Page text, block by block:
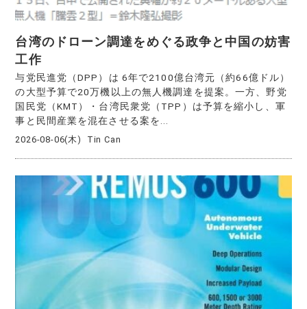
台湾のドローン調達をめぐる政争と中国の妨害
工作
与党民進党（DPP）は 6年で2100億台湾元（約66億ドル）
の大型予算で20万機以上の無人機調達を提案。一方、野党
国民党（KMT）・台湾民衆党（TPP）は予算を縮小し、軍
事と民間産業を混在させる案を...
2026-08-06(木) Tin Can